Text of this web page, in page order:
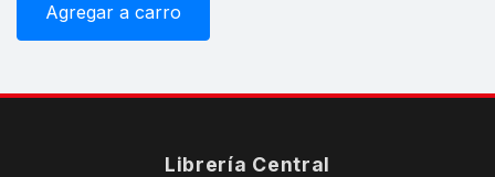
Agregar a carro
Librería Central